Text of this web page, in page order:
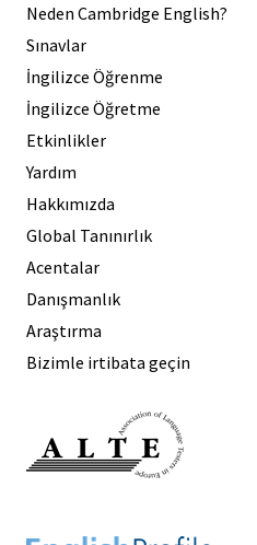
Neden Cambridge English?
Sınavlar
İngilizce Öğrenme
İngilizce Öğretme
Etkinlikler
Yardım
Hakkımızda
Global Tanınırlık
Acentalar
Danışmanlık
Araştırma
Bizimle irtibata geçin